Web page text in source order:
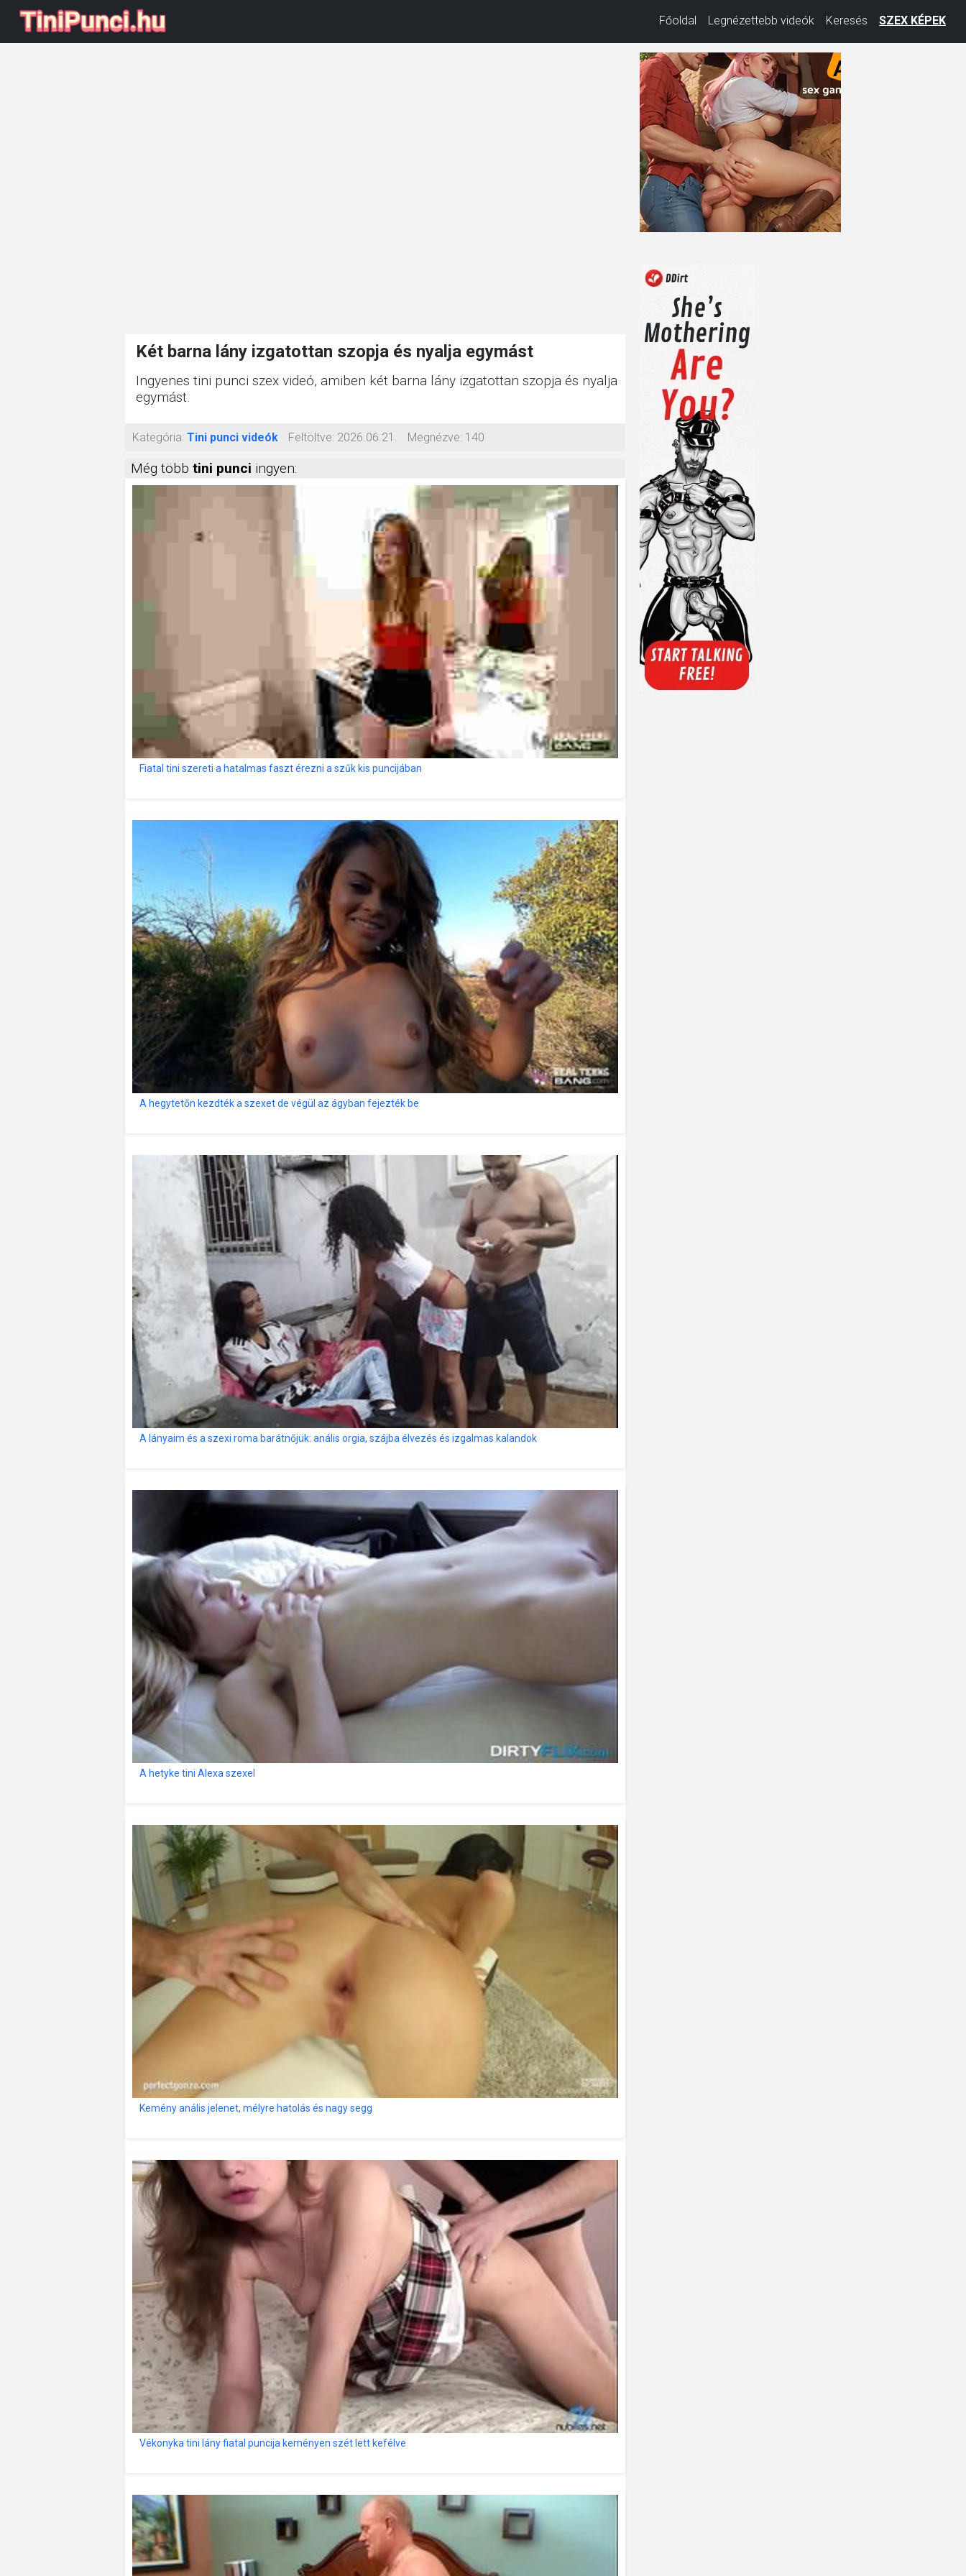
Főoldal Legnézettebb videók Keresés SZEX KÉPEK
Két barna lány izgatottan szopja és nyalja egymást
Ingyenes tini punci szex videó, amiben két barna lány izgatottan szopja és nyalja
egymást.
Kategória: Tini punci videók Feltöltve: 2026.06.21. Megnézve: 140
Még több tini punci ingyen:
Fiatal tini szereti a hatalmas faszt érezni a szűk kis puncijában
A hegytetőn kezdték a szexet de végül az ágyban fejezték be
A lányaim és a szexi roma barátnőjük: anális orgia, szájba élvezés és izgalmas kalandok
A hetyke tini Alexa szexel
Kemény anális jelenet, mélyre hatolás és nagy segg
Vékonyka tini lány fiatal puncija keményen szét lett kefélve